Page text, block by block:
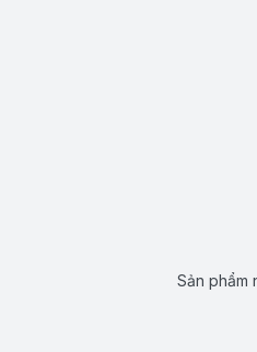
Sản phẩm